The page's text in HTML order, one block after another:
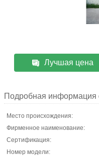
Лучшая цена
Подробная информация
Место происхождения:
Фирменное наименование:
Сертификация:
Номер модели: